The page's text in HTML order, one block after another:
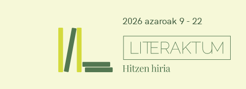
2026 azaroak 9 - 22